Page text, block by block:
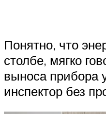
Понятно, что
столбе, мягко
выноса прибора
инспектор без